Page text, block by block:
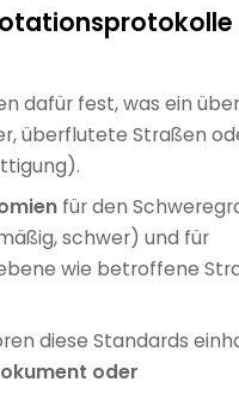
dafür fest, was ein
überflutete Straßen
für den
schwer) und für
wie betroffene
diese Standards
oder